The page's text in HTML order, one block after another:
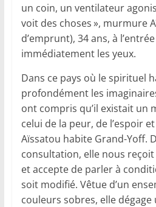
un coin, un ventilateur
voit des choses », murmure
d’emprunt), 34 ans, à
immédiatement les yeux.
Dans ce pays où le spirituel
profondément les
ont compris qu’il existait un
celui de la peur, de l’espoir
Aïssatou habite Grand-Yoff.
consultation, elle nous
et accepte de parler à
soit modifié. Vêtue d’un
couleurs sobres, elle dégage